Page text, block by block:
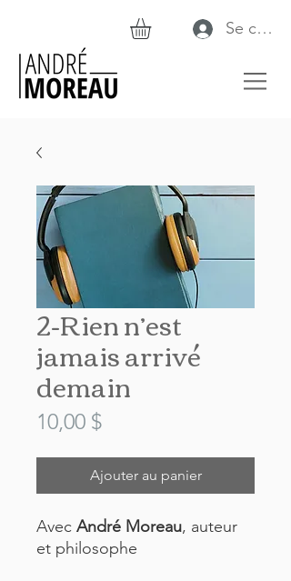
Se
2-Rien n’est
jamais arrivé
demain
10,00 $Prix
Ajouter au panier
Avec André Moreau, auteur
et philosophe